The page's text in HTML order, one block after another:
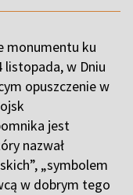
monumentu ku
listopada, w Dniu
opuszczenie w
jest
nazwał
„symbolem
w dobrym tego